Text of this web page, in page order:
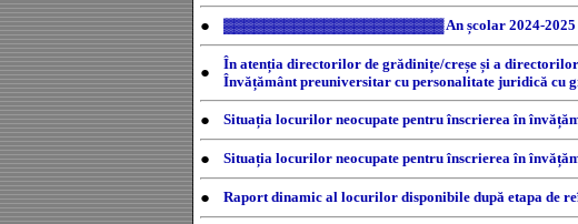
● ▓▓▓▓▓▓▓▓▓▓▓▓▓▓▓▓▓▓▓▓▓▓ An școlar 2024-
● În atenția directorilor de grădinițe/creșe și a
Învățământ preuniversitar cu personalitate juridică cu
● Situația locurilor neocupate pentru înscrierea în
● Situația locurilor neocupate pentru înscrierea în
● Raport dinamic al locurilor disponibile după etapa de